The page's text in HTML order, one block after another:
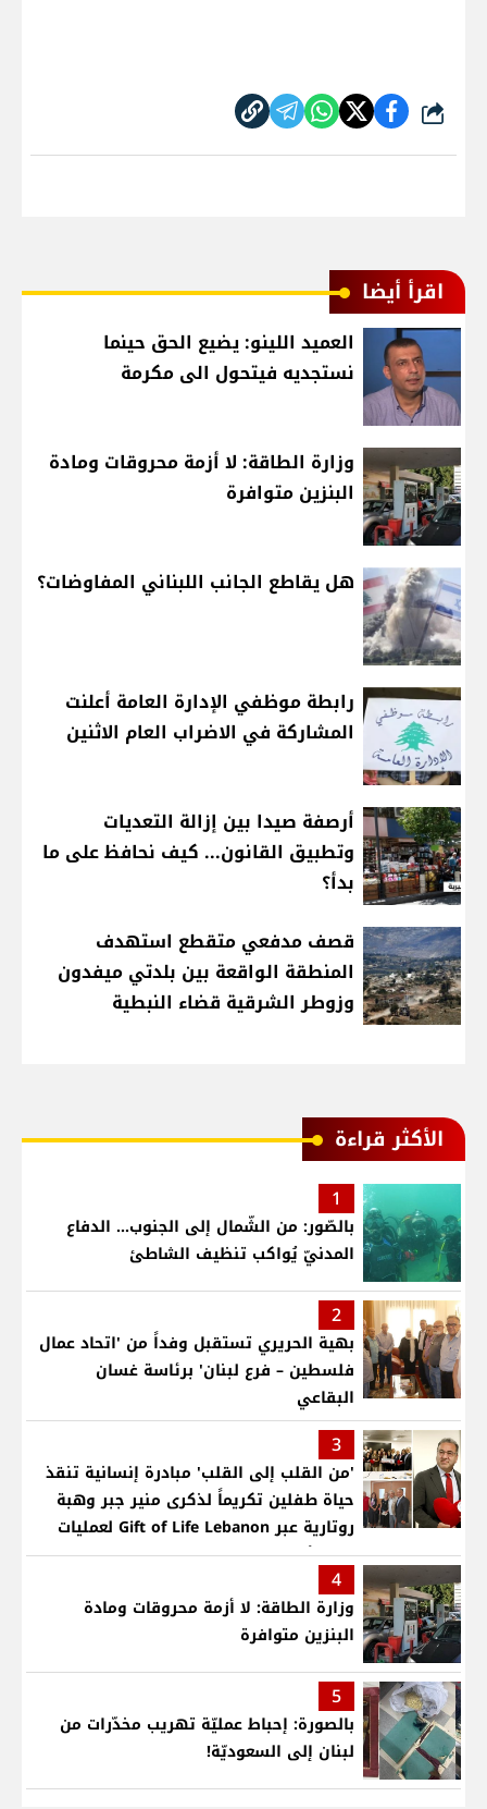
شارك
اقرأ أيضا
العميد اللينو: يضيع الحق حينما
نستجديه فيتحول الى مكرمة
وزارة الطاقة: لا أزمة محروقات ومادة
البنزين متوافرة
هل يقاطع الجانب اللبناني المفاوضات؟
رابطة موظفي الإدارة العامة أعلنت
المشاركة في الاضراب العام الاثنين
أرصفة صيدا بين إزالة التعديات
وتطبيق القانون... كيف نحافظ على ما
بدأ؟
قصف مدفعي متقطع استهدف
المنطقة الواقعة بين بلدتي ميفدون
وزوطر الشرقية قضاء النبطية
الأكثر قراءة
1
بالصّور: من الشّمال إلى الجنوب... الدفاع
المدنيّ يُواكب تنظيف الشاطئ
2
بهية الحريري تستقبل وفداً من 'اتحاد عمال
فلسطين – فرع لبنان' برئاسة غسان
البقاعي
3
'من القلب إلى القلب' مبادرة إنسانية تنقذ
حياة طفلين تكريماً لذكرى منير جبر وهبة
روتارية عبر Gift of Life Lebanon لعمليات
قلب لأطفال في مستشفى حمود الجامعي
4
وزارة الطاقة: لا أزمة محروقات ومادة
البنزين متوافرة
5
بالصورة: إحباط عمليّة تهريب مخدّرات من
لبنان إلى السعوديّة!